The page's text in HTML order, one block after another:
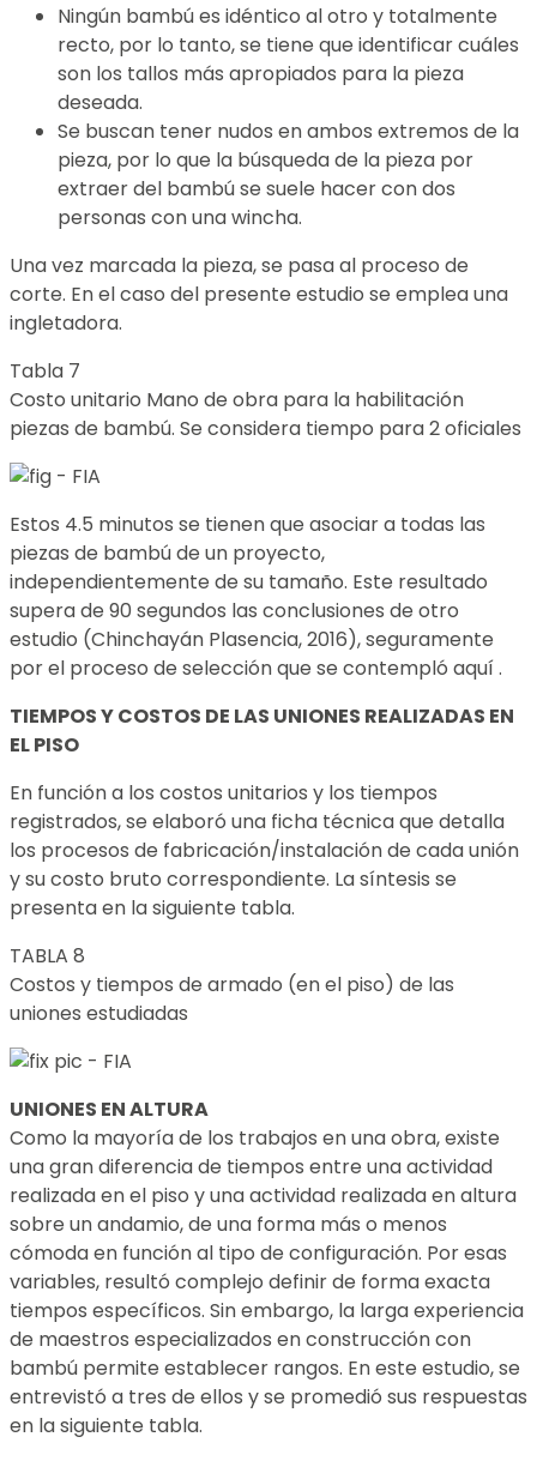
Ningún bambú es idéntico al otro y totalmente
recto, por lo tanto, se tiene que identificar cuáles
son los tallos más apropiados para la pieza
deseada.
Se buscan tener nudos en ambos extremos de la
pieza, por lo que la búsqueda de la pieza por
extraer del bambú se suele hacer con dos
personas con una wincha.
Una vez marcada la pieza, se pasa al proceso de
corte. En el caso del presente estudio se emplea una
ingletadora.
Tabla 7
Costo unitario Mano de obra para la habilitación
piezas de bambú. Se considera tiempo para 2 oficiales
Estos 4.5 minutos se tienen que asociar a todas las
piezas de bambú de un proyecto,
independientemente de su tamaño. Este resultado
supera de 90 segundos las conclusiones de otro
estudio (Chinchayán Plasencia, 2016), seguramente
por el proceso de selección que se contempló aquí .
TIEMPOS Y COSTOS DE LAS UNIONES REALIZADAS EN
EL PISO
En función a los costos unitarios y los tiempos
registrados, se elaboró una ficha técnica que detalla
los procesos de fabricación/instalación de cada unión
y su costo bruto correspondiente. La síntesis se
presenta en la siguiente tabla.
TABLA 8
Costos y tiempos de armado (en el piso) de las
uniones estudiadas
UNIONES EN ALTURA
Como la mayoría de los trabajos en una obra, existe
una gran diferencia de tiempos entre una actividad
realizada en el piso y una actividad realizada en altura
sobre un andamio, de una forma más o menos
cómoda en función al tipo de configuración. Por esas
variables, resultó complejo definir de forma exacta
tiempos específicos. Sin embargo, la larga experiencia
de maestros especializados en construcción con
bambú permite establecer rangos. En este estudio, se
entrevistó a tres de ellos y se promedió sus respuestas
en la siguiente tabla.